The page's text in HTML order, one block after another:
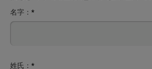
*
名字：
*
姓氏：